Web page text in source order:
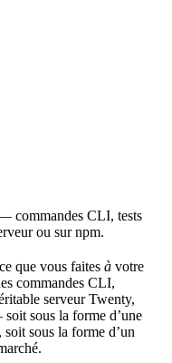
commandes CLI, tests
ou sur npm.
que vous faites à votre
commandes CLI,
serveur Twenty,
sous la forme d’une
sous la forme d’un